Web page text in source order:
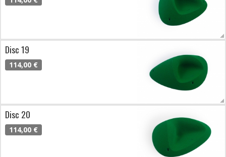
Disc 19
114,00 €
Disc 20
114,00 €